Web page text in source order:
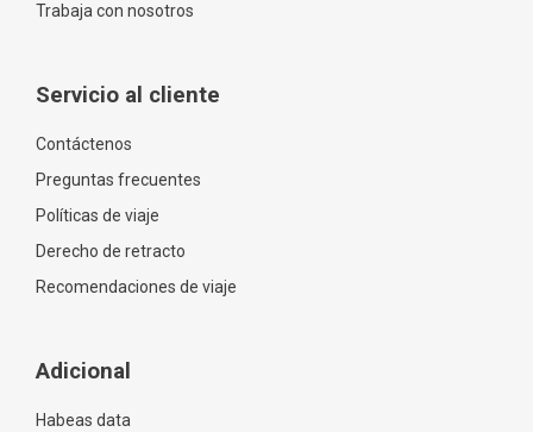
Trabaja con nosotros
Servicio al cliente
Contáctenos
Preguntas frecuentes
Políticas de viaje
Derecho de retracto
Recomendaciones de viaje
Adicional
Habeas data